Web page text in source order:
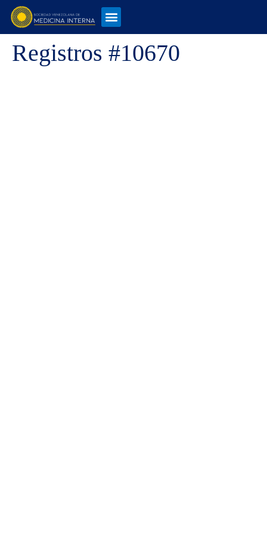
Registros #10670